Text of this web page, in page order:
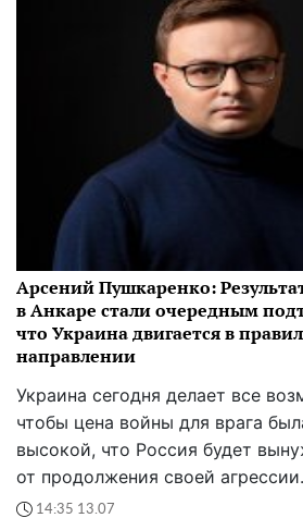
Арсений Пушкаренко:
в Анкаре стали очередным
что Украина двигается в
направлении
Украина сегодня делает все
чтобы цена войны для врага
высокой, что Россия будет
от продолжения своей агрессии.
14:35 13.07